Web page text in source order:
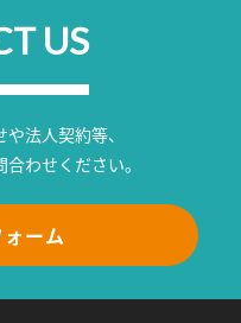
US
法人契約等、
わせください。
ーム